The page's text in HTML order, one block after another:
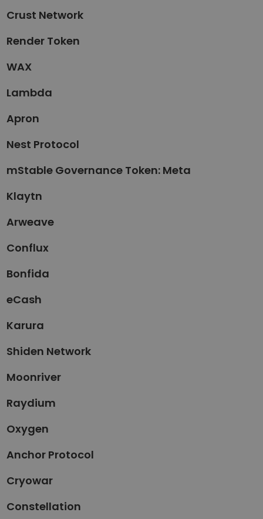
Crust Network
Render Token
WAX
Lambda
Apron
Nest Protocol
mStable Governance Token: Meta
Klaytn
Arweave
Conflux
Bonfida
eCash
Karura
Shiden Network
Moonriver
Raydium
Oxygen
Anchor Protocol
Cryowar
Constellation